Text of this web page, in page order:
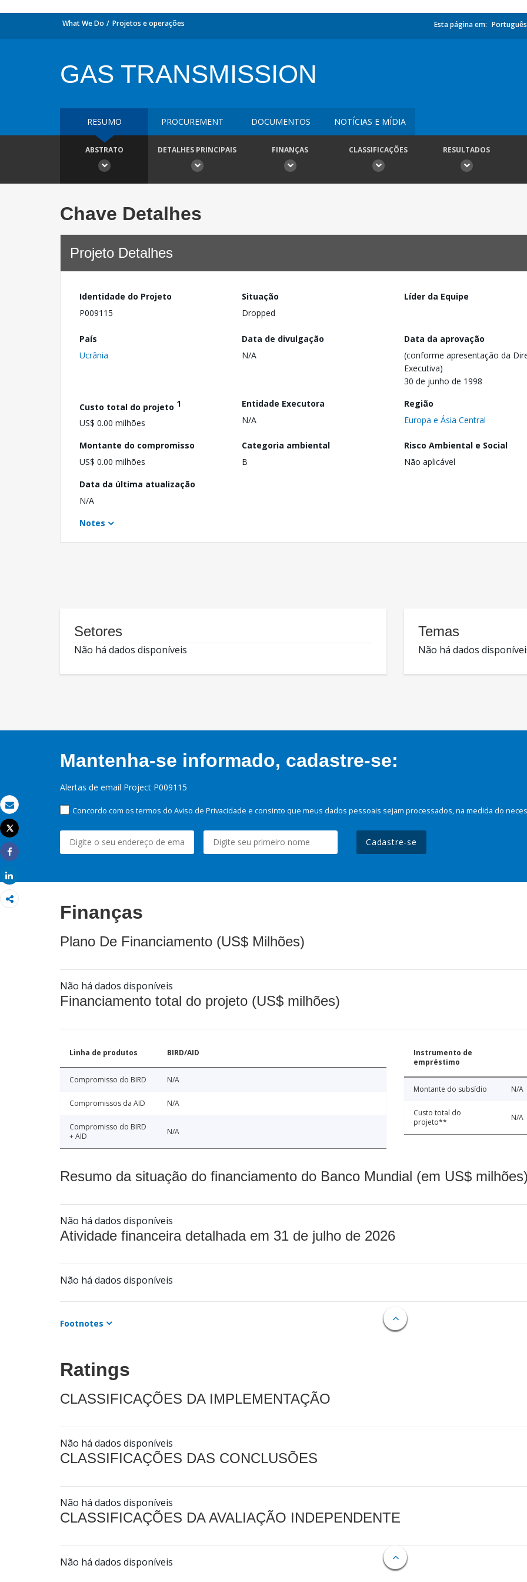
Email
Imprimir
Tweet
Share
What We Do Projetos e operações Esta página em: Português
GAS TRANSMISSION
RESUMO PROCUREMENT DOCUMENTOS NOTÍCIAS E MÍDIA
ABSTRATO DETALHES PRINCIPAIS FINANÇAS CLASSIFICAÇÕES RESULTADOS
Chave Detalhes
Projeto Detalhes
Identidade do Projeto
P009115
Situação
Dropped
Líder da Equipe
País
Ucrânia
Data de divulgação
N/A
Data da aprovação
(conforme apresentação da
Executiva)
30 de junho de 1998
Custo total do projeto 1
US$ 0.00 milhões
Entidade Executora
N/A
Região
Europa e Ásia Central
Montante do compromisso
US$ 0.00 milhões
Categoria ambiental
B
Risco Ambiental e Social
Não aplicável
Data da última atualização
N/A
Notes
Setores
Não há dados disponíveis
Temas
Não há dados
Mantenha-se informado, cadastre-se:
Alertas de email Project P009115
Concordo com os termos do Aviso de Privacidade e consinto que meus dados pessoais sejam processados, na medida do
Cadastre-se
Finanças
Plano De Financiamento (US$ Milhões)
Não há dados disponíveis
Financiamento total do projeto (US$ milhões)
Linha de produtos BIRD/AID
Compromisso do BIRD N/A
Compromissos da AID N/A
Compromisso do BIRD
+ AID
N/A
Instrumento de
empréstimo
Montante do subsídio N/A
Custo total do
projeto**
N/A
Resumo da situação do financiamento do Banco Mundial (em US$
Não há dados disponíveis
Atividade financeira detalhada em 31 de julho de 2026
Não há dados disponíveis
Footnotes
Ratings
CLASSIFICAÇÕES DA IMPLEMENTAÇÃO
Não há dados disponíveis
CLASSIFICAÇÕES DAS CONCLUSÕES
Não há dados disponíveis
CLASSIFICAÇÕES DA AVALIAÇÃO INDEPENDENTE
Não há dados disponíveis